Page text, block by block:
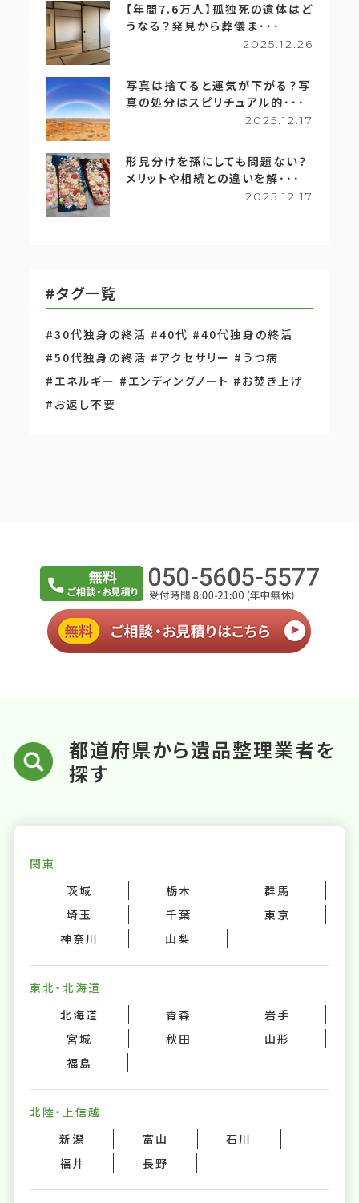
【年間7.6万人】孤独死の遺体はど
うなる？発見から葬儀ま･･･
2025.12.26
写真は捨てると運気が下がる？写
真の処分はスピリチュアル的･･･
2025.12.17
形見分けを孫にしても問題ない？
メリットや相続との違いを解･･･
2025.12.17
#タグ一覧
#30代独身の終活 #40代 #40代独身の終活
#50代独身の終活 #アクセサリー #うつ病
#エネルギー #エンディングノート #お焚き上げ
#お返し不要
都道府県から遺品整理業者を
探す
関東
茨城
栃木
群馬
埼玉
千葉
東京
神奈川
山梨
東北・北海道
北海道
青森
岩手
宮城
秋田
山形
福島
北陸・上信越
新潟
富山
石川
福井
長野